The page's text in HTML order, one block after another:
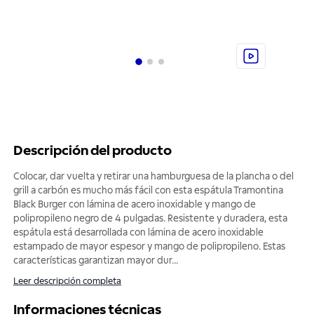
Descripción del producto
Colocar, dar vuelta y retirar una hamburguesa de la plancha o del
grill a carbón es mucho más fácil con esta espátula Tramontina
Black Burger con lámina de acero inoxidable y mango de
polipropileno negro de 4 pulgadas. Resistente y duradera, esta
espátula está desarrollada con lámina de acero inoxidable
estampado de mayor espesor y mango de polipropileno. Estas
características garantizan mayor dur...
Leer descripción completa
Informaciones técnicas